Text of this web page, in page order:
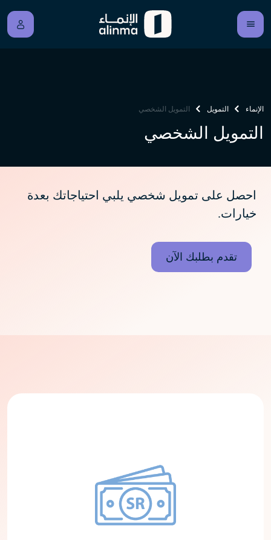
الإنماء التمويل التمويل الشخصي
التمويل الشخصي
احصل على تمويل شخصي يلبي احتياجاتك بعدة
خيارات.
تقدم بطلبك الآن